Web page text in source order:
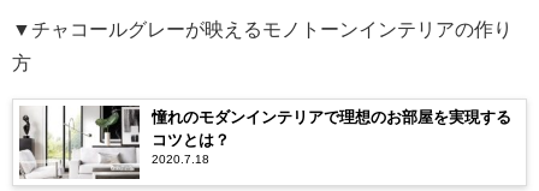
▼チャコールグレーが映えるモノトーンインテリアの作り
方
憧れのモダンインテリアで理想のお部屋を実現する
コツとは？
2020.7.18